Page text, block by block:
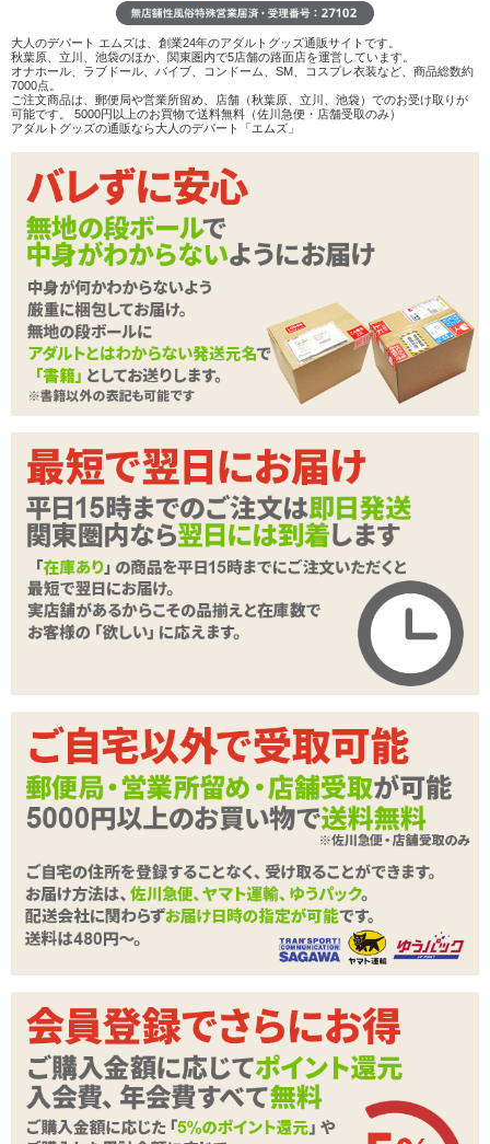
商品説明
ココがポイント
✓ 重量900g超、黒ギャルの身体を再現した非貫通型トル
ソーホール
✓ 弾力はやや硬め寄り。ランダム性のある螺旋ヒダがギュ
ッと圧迫しながら絡みつきます
✓ 片手で扱うにはやや大変。両手持ちや置いての腰オナで
の使用を推奨
<メーカーコメント>
ギャルのカラダ。
大きく深いタテひだが単調にならない様に不規則に配置された上に
スパイラルすることで、吸い込まれる様な感覚を得られます。
ボディ型ならではの様々な体位でも楽しめ、素材には厚生労働省:食
品衛生法第370号基準に準拠した「UnREAL SKIN」を採用している
贅沢なつくりとなっています。
ローション付属
940g
種類:非貫通
色:ブラウン
素材:柔らかい■■■□□硬い
内部構造:ヒダ
続きを読む
商品詳細
商品名 超ギャル盛りどすけべエロボディ
商品コード 020102534
メーカー価
ポイント 288P
カテゴリ MagicEyes(マジックアイズ)
ブランド
本体サイ
ズ・容量
全長230mm、挿入長130mm、幅110mm、バス
ト295mm、ウエスト230mm、ヒップ320mm、
内部構造 ヒダ
付属品 スティックローション
大人のデパート エムズは、創業24年のアダルトグッズ通販サイトです。
秋葉原、立川、池袋のほか、関東圏内で5店舗の路面店を運営しています。
オナホール、ラブドール、バイブ、コンドーム、SM、コスプレ衣装など、商品総数約
7000点。
ご注文商品は、郵便局や営業所留め、店舗（秋葉原、立川、池袋）でのお受け取りが
可能です。 5000円以上のお買物で送料無料（佐川急便・店舗受取のみ）
アダルトグッズの通販なら大人のデパート「エムズ」